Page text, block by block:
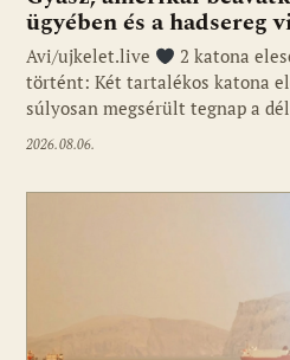
ügyében és a hadsereg
Avi/ujkelet.live
2 katona
történt: Két tartalékos katona
súlyosan megsérült tegnap a
2026.08.06.